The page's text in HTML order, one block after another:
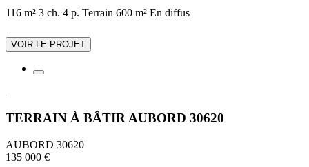
116 m² 3 ch. 4 p. Terrain 600 m² En diffus
VOIR LE PROJET
TERRAIN À BÂTIR AUBORD 30620
AUBORD 30620
135 000 €